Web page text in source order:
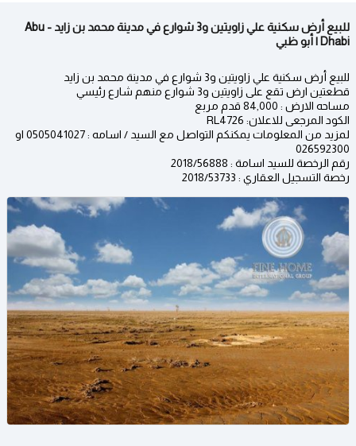
للبيع أرض سكنية علي زاويتين و3 شوارع في مدينة محمد بن زايد - Abu
Dhabi | أبو ظبي
للبيع أرض سكنية علي زاويتين و3 شوارع في مدينة محمد بن زايد
قطعتين ارض تقع على زاويتين و3 شوارع منهم شارع رئيسي
مساحه الارض : 84,000 قدم مربع
الكود المرجعى للاعلان: RL4726
لمزيد من المعلومات يمكنكم التواصل مع السيد / اسامه : 0505041027 او
026592300
رقم الرخصة للسيد اسامة : 2018/56888
رخصة التسجيل العقاري : 2018/53733